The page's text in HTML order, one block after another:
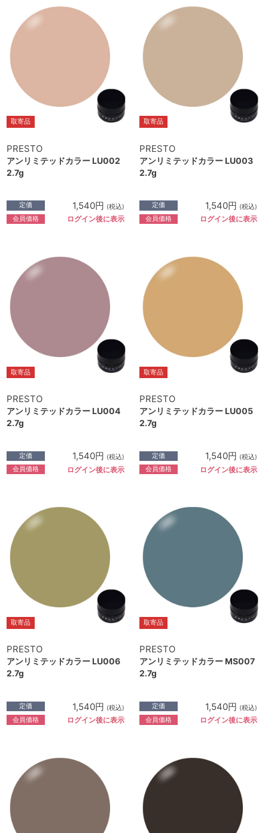
取寄品
PRESTO
アンリミテッドカラー LU002
2.7g
定価 1,540円 (税込)
会員価格 ログイン後に表示
取寄品
PRESTO
アンリミテッドカラー LU003
2.7g
定価 1,540円 (税込)
会員価格 ログイン後に表示
取寄品
PRESTO
アンリミテッドカラー LU004
2.7g
定価 1,540円 (税込)
会員価格 ログイン後に表示
取寄品
PRESTO
アンリミテッドカラー LU005
2.7g
定価 1,540円 (税込)
会員価格 ログイン後に表示
取寄品
PRESTO
アンリミテッドカラー LU006
2.7g
定価 1,540円 (税込)
会員価格 ログイン後に表示
取寄品
PRESTO
アンリミテッドカラー MS007
2.7g
定価 1,540円 (税込)
会員価格 ログイン後に表示